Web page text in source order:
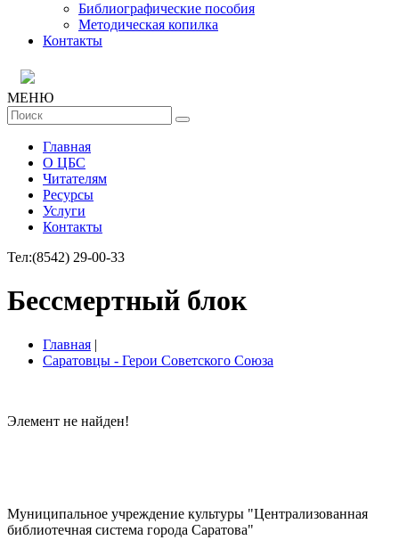
Библиографические пособия
Методическая копилка
Контакты
МЕНЮ
Главная
О ЦБС
Читателям
Ресурсы
Услуги
Контакты
Тел:(8542) 29-00-33
Бессмертный блок
Главная |
Саратовцы - Герои Советского Союза
Элемент не найден!
Муниципальное учреждение культуры "Централизованная
библиотечная система города Саратова"